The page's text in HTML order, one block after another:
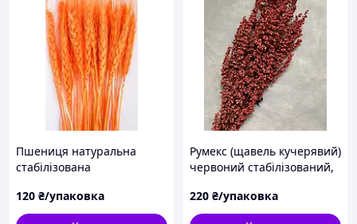
Пшениця натуральна
стабілізована
120 ₴/упаковка
Румекс (щавель кучерявий)
червоний стабілізований,
упаковка 150 г.
220 ₴/упаковка